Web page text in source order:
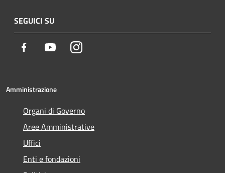
SEGUICI SU
Facebook YoutubeInstagram
Amministrazione
Organi di Governo
Aree Amministrative
Uffici
Enti e fondazioni